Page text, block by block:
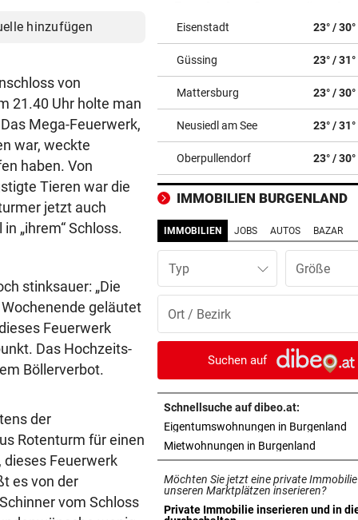
hinzufügen
von
21.40 Uhr holte man
Mega-Feuerwerk,
war, weckte
haben. Von
Tieren war die
jetzt auch
„ihrem“ Schloss.
stinksauer: „Die
geläutet
Feuerwerk
Das Hochzeits-
Böllerverbot.
der
Rotenturm für einen
dieses Feuerwerk
es von der
vom Schloss
weiterhin unter Beschuss
HYPE BEI SPORTLERN vor
So wirkt Kreatin: Der
„Muskelmacher“ im Check
vor
Aufstehen, mitmachen und
Gefühl genießen
Helle Aufregung um kopflosen
Jesus am Grazer Dom
Kunden ist das egal“
MEHRFACH ABGESUCHT vor 24
Rätsel um in Pool
Mädchen (3)
ZÖLLE UND MINDESTPREIS vor 28
Neue US-Handelsschranken
Hightech-Rohstoff
Eisenstadt 23° / 30°
Güssing 23° / 31°
Mattersburg 23° / 30°
Neusiedl am See 23° / 31°
Oberpullendorf 23° / 30°
IMMOBILIEN BURGENLAND
IMMOBILIEN JOBS AUTOS BAZAR
Typ
Suchen auf
Schnellsuche auf dibeo.at:
Eigentumswohnungen in Burgenland
Mietwohnungen in Burgenland
Möchten Sie jetzt eine private
unseren Marktplätzen inserieren?
Private Immobilie inserieren und in